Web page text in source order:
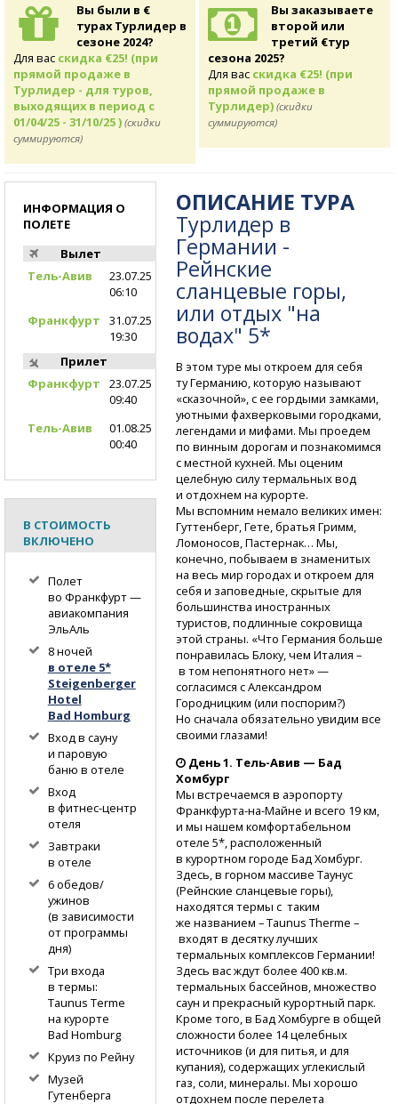
Вы были в €
турах Турлидер в
сезоне 2024?
Для вас скидка €25! (при
прямой продаже в
Турлидер - для туров,
выходящих в период с
01/04/25 - 31/10/25 ) (скидки
суммируются)
Вы заказываете
второй или
третий €тур
сезона 2025?
Для вас скидка €25! (при
прямой продаже в
Турлидер) (скидки
суммируются)
ОПИСАНИЕ ТУРА
Турлидер в
Германии -
Рейнские
сланцевые горы,
или отдых "на
водах" 5*
В этом туре мы откроем для себя
ту Германию, которую называют
«сказочной», с ее гордыми замками,
уютными фахверковыми городками,
легендами и мифами. Мы проедем
по винным дорогам и познакомимся
с местной кухней. Мы оценим
целебную силу термальных вод
и отдохнем на курорте.
Мы вспомним немало великих имен:
Гуттенберг, Гете, братья Гримм,
Ломоносов, Пастернак… Мы,
конечно, побываем в знаменитых
на весь мир городах и откроем для
себя и заповедные, скрытые для
большинства иностранных
туристов, подлинные сокровища
этой страны. «Что Германия больше
понравилась Блоку, чем Италия –
в том непонятного нет» —
согласимся с Александром
Городницким (или поспорим?)
Но сначала обязательно увидим все
своими глазами!
День 1. Тель-Авив — Бад
Хомбург
Мы встречаемся в аэропорту
Франкфурта-на-Майне и всего 19 км,
и мы нашем комфортабельном
отеле 5*, расположенный
в курортном городе Бад Хомбург.
Здесь, в горном массиве Таунус
(Рейнские сланцевые горы),
находятся термы с таким
же названием – Taunus Therme –
входят в десятку лучших
термальных комплексов Германии!
Здесь вас ждут более 400 кв.м.
термальных бассейнов, множество
саун и прекрасный курортный парк.
Кроме того, в Бад Хомбурге в общей
сложности более 14 целебных
источников (и для питья, и для
купания), содержащих углекислый
газ, соли, минералы. Мы хорошо
отдохнем после перелета
ИНФОРМАЦИЯ О
ПОЛЕТЕ
Вылет
Тель-Авив
23.07.25
06:10
Франкфурт
31.07.25
19:30
Прилет
Франкфурт
23.07.25
09:40
Тель-Авив
01.08.25
00:40
В СТОИМОСТЬ
ВКЛЮЧЕНО
Полет
во Франкфурт —
авиакомпания
ЭльАль
8 ночей
в отеле 5*
Steigenberger
Hotel
Bad Homburg
Вход в сауну
и паровую
баню в отеле
Вход
в фитнес-центр
отеля
Завтраки
в отеле
6 обедов/
ужинов
(в зависимости
от программы
дня)
Три входа
в термы:
Taunus Terme
на курорте
Bad Homburg
Круиз по Рейну
Музей
Гутенберга